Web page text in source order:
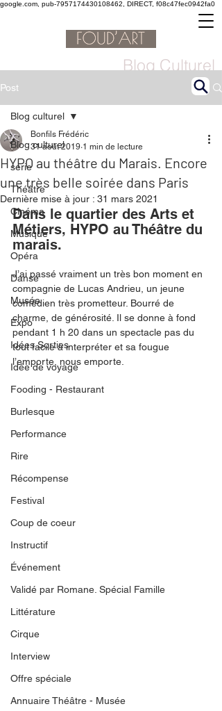
google.com, pub-7957174430108462, DIRECT, f08c47fec0942fa0
Blog Culturel
Post
Blog culturel
serie
Théâtre
Cinéma
Musique
Opéra
Danse
Musée
Expo
Idées Sorties
Idée de voyage
Fooding - Restaurant
Burlesque
Performance
Rire
Récompense
Festival
Coup de coeur
Instructif
Événement
Validé par Romane. Spécial Famille
Littérature
Cirque
Interview
Offre spéciale
Annuaire Théâtre - Musée
Blog culturel
HYPO au théâtre du Marais. Encore
une très belle soirée dans Paris
Bonfils Frédéric
31 août 2019 1 min de lecture
Dernière mise à jour : 31 mars 2021
Dans le quartier des Arts et
Métiers, HYPO au Théâtre du
marais.
J’ai passé vraiment un très bon moment en
compagnie de Lucas Andrieu, un jeune
comédien très prometteur. Bourré de
charme, de générosité. Il se donne à fond
pendant 1 h 20 dans un spectacle pas du
tout facile à interpréter et sa fougue
l’emporte, nous emporte.